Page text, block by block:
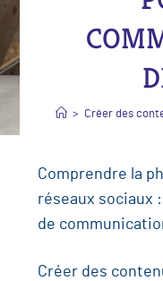
> Créer des
Comprendre la
réseaux sociaux
de
Créer des